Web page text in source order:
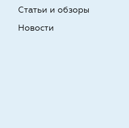
Статьи и обзоры
Новости